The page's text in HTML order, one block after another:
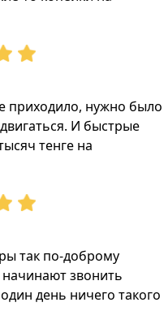
приходило, нужно было
И быстрые
тенге на
так по-доброму
звонить
день ничего такого